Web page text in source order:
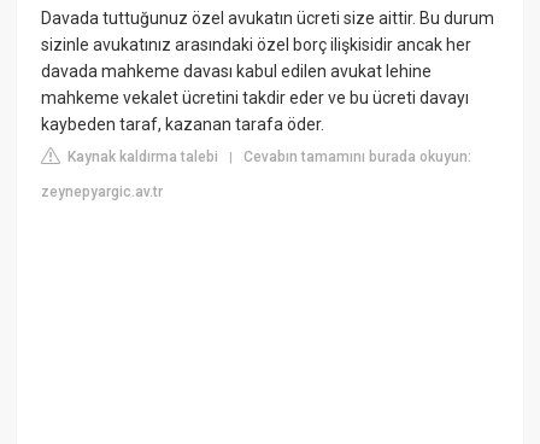
Davada tuttuğunuz özel avukatın ücreti size aittir. Bu durum
sizinle avukatınız arasındaki özel borç ilişkisidir ancak her
davada mahkeme davası kabul edilen avukat lehine
mahkeme vekalet ücretini takdir eder ve bu ücreti davayı
kaybeden taraf, kazanan tarafa öder.
Kaynak kaldırma talebi |Cevabın tamamını burada okuyun:
zeynepyargic.av.tr